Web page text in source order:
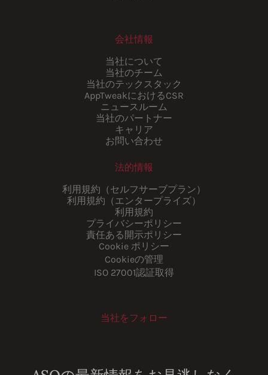
会社情報
当社について
当社のチーム
当社のテックスタック
AppTweakにおけるCSR
ニュースルーム
当社のパートナー
キャリア
お問い合わせ
法的情報
利用規約（セルフサーブプラン）
利用規約（エンタープライズ）
利用規約
プライバシーポリシー
責任ある開示ポリシー
Cookie ポリシー
Cookieの管理
ISO 27001認証取得
当社をフォロー